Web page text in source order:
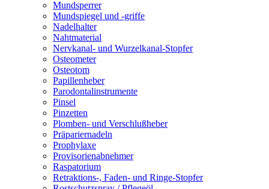
Mundsperrer
Mundspiegel und -griffe
Nadelhalter
Nahtmaterial
Nervkanal- und Wurzelkanal-Stopfer
Osteometer
Osteotom
Papillenheber
Parodontalinstrumente
Pinsel
Pinzetten
Plomben- und Verschlußheber
Präpariernadeln
Prophylaxe
Provisorienabnehmer
Raspatorium
Retraktions-, Faden- und Ringe-Stopfer